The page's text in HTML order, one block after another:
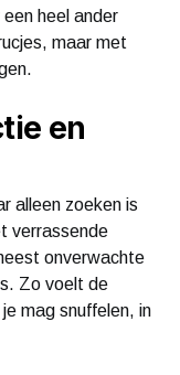
heel ander
maar met
en
alleen zoeken is
verrassende
onverwachte
Zo voelt de
mag snuffelen, in